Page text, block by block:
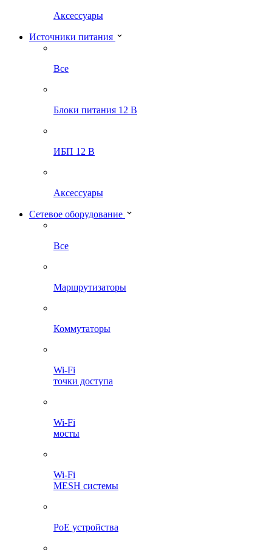
Аксессуары
Источники питания
Все
Блоки питания 12 В
ИБП 12 В
Аксессуары
Сетевое оборудование
Все
Маршрутизаторы
Коммутаторы
Wi-Fi
точки доступа
Wi-Fi
мосты
Wi-Fi
MESH системы
PoE устройства